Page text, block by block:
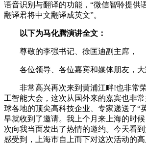
语音识别与翻译的功能，“微信智聆提供
翻译君将中文翻译成英文”。
以下为马化腾演讲全文：
尊敬的李强书记、徐匡迪副主席，
各位领导、各位嘉宾和媒体朋友，大
非常高兴再次来到黄浦江畔!也非常荣
工智能大会，这次从国外来的嘉宾也非
球各地的顶尖高科技企业、专家递送了“
早就收到了邀请。我上个月来上海的时
次向我当面发出了热情的邀约。今天看
感受到，上海市自上而下对这次活动的高